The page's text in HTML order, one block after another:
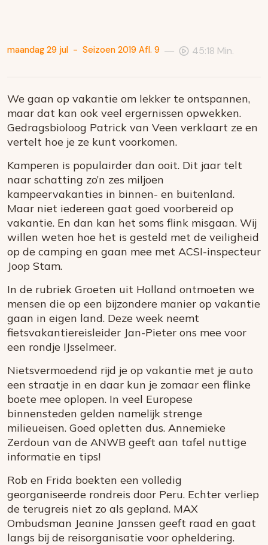
maandag 29 jul - Seizoen 2019 Afl. 9 — 45:18 Min.
We gaan op vakantie om lekker te ontspannen,
maar dat kan ook veel ergernissen opwekken.
Gedragsbioloog Patrick van Veen verklaart ze en
vertelt hoe je ze kunt voorkomen.
Kamperen is populairder dan ooit. Dit jaar telt
naar schatting zo’n zes miljoen
kampeervakanties in binnen- en buitenland.
Maar niet iedereen gaat goed voorbereid op
vakantie. En dan kan het soms flink misgaan. Wij
willen weten hoe het is gesteld met de veiligheid
op de camping en gaan mee met ACSI-inspecteur
Joop Stam.
In de rubriek Groeten uit Holland ontmoeten we
mensen die op een bijzondere manier op vakantie
gaan in eigen land. Deze week neemt
fietsvakantiereisleider Jan-Pieter ons mee voor
een rondje IJsselmeer.
Nietsvermoedend rijd je op vakantie met je auto
een straatje in en daar kun je zomaar een flinke
boete mee oplopen. In veel Europese
binnensteden gelden namelijk strenge
milieueisen. Goed opletten dus. Annemieke
Zerdoun van de ANWB geeft aan tafel nuttige
informatie en tips!
Rob en Frida boekten een volledig
georganiseerde rondreis door Peru. Echter verliep
de terugreis niet zo als gepland. MAX
Ombudsman Jeanine Janssen geeft raad en gaat
langs bij de reisorganisatie voor opheldering.